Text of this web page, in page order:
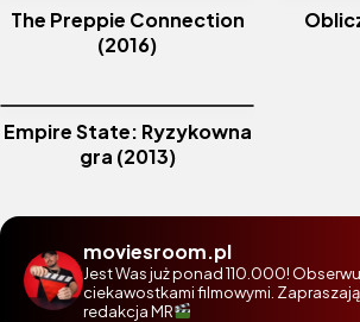
The Preppie Connection
(2016)
Empire State: Ryzykowna
gra (2013)
moviesroom.pl
Jest Was już ponad 110.000!
ciekawostkami filmowymi. Zapraszają
redakcja MR